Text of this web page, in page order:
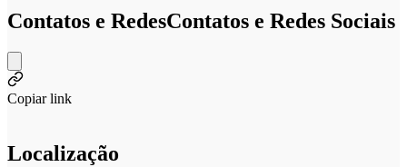
Contatos e RedesContatos e Redes Sociais
Copiar link
Localização